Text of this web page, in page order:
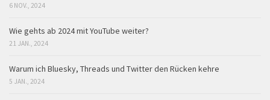
6 NOV., 2024
Wie gehts ab 2024 mit YouTube weiter?
21 JAN., 2024
Warum ich Bluesky, Threads und Twitter den Rücken kehre
5 JAN., 2024